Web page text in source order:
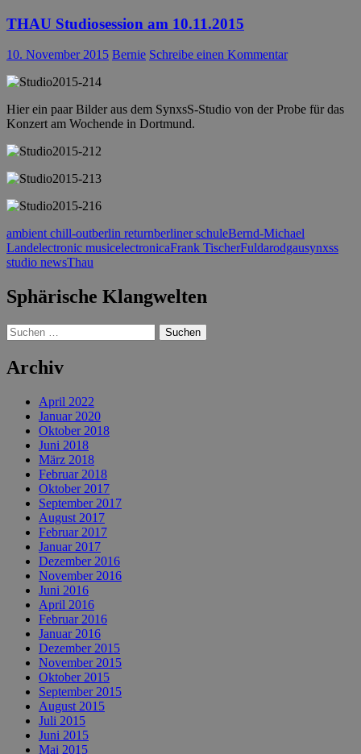
THAU Studiosession am 10.11.2015
10. November 2015 Bernie Schreibe einen Kommentar
Hier ein paar Bilder aus dem SynxsS-Studio von der Probe für das
Konzert am Wochende in Dortmund.
ambient chill-outberlin returnberliner schuleBernd-Michael
Landelectronic musicelectronicaFrank TischerFuldarodgausynxss
studio newsThau
Sphärische Klangwelten
Suchen
nach:
Archiv
April 2022
Januar 2020
Oktober 2018
Juni 2018
März 2018
Februar 2018
Oktober 2017
September 2017
August 2017
Februar 2017
Januar 2017
Dezember 2016
November 2016
Juni 2016
April 2016
Februar 2016
Januar 2016
Dezember 2015
November 2015
Oktober 2015
September 2015
August 2015
Juli 2015
Juni 2015
Mai 2015